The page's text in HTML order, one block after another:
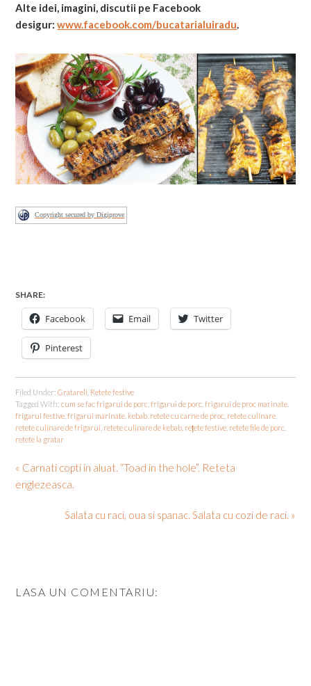
Alte idei, imagini, discutii pe Facebook
desigur:www.facebook.com/bucatarialuiradu
Copyright secured by Digiprove
SHARE:
Facebook Email Twitter
Pinterest
Filed Under:Gratareli Retete festive
Tagged With:cum se fac frigarui de porc ,frigarui de porc ,frigarui de proc marinate
frigarui festive ,frigarui marinate kebab retete cu carne de proc retete culinare
retete culinare de frigarui retete culinare de kebab rețete festive retete file de porc
retete la gratar
« Carnati copti in aluat. “Toad in the hole”. Reteta
englezeasca.
Salata cu raci, oua si spanac. Salata cu cozi de raci. »
LASA UN COMENTARIU: